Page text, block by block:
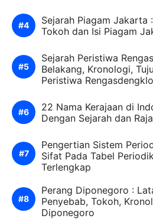
Sejarah Piagam Jakarta
Tokoh dan Isi Piagam
Sejarah Peristiwa
Belakang, Kronologi,
Peristiwa
22 Nama Kerajaan di
Dengan Sejarah dan
Pengertian Sistem
Sifat Pada Tabel
Terlengkap
Perang Diponegoro :
Penyebab, Tokoh,
Diponegoro